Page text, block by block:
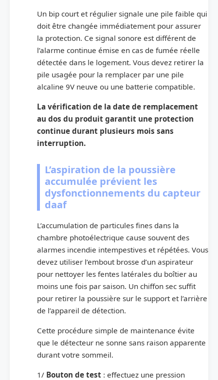
Un bip court et régulier signale une pile faible qui
doit être changée immédiatement pour assurer
la protection. Ce signal sonore est différent de
l’alarme continue émise en cas de fumée réelle
détectée dans le logement. Vous devez retirer la
pile usagée pour la remplacer par une pile
alcaline 9V neuve ou une batterie compatible.
La vérification de la date de remplacement
au dos du produit garantit une protection
continue durant plusieurs mois sans
interruption.
L’aspiration de la poussière
accumulée prévient les
dysfonctionnements du capteur
daaf
L’accumulation de particules fines dans la
chambre photoélectrique cause souvent des
alarmes incendie intempestives et répétées. Vous
devez utiliser l’embout brosse d’un aspirateur
pour nettoyer les fentes latérales du boîtier au
moins une fois par saison. Un chiffon sec suffit
pour retirer la poussière sur le support et l’arrière
de l’appareil de détection.
Cette procédure simple de maintenance évite
que le détecteur ne sonne sans raison apparente
durant votre sommeil.
1/ Bouton de test : effectuez une pression